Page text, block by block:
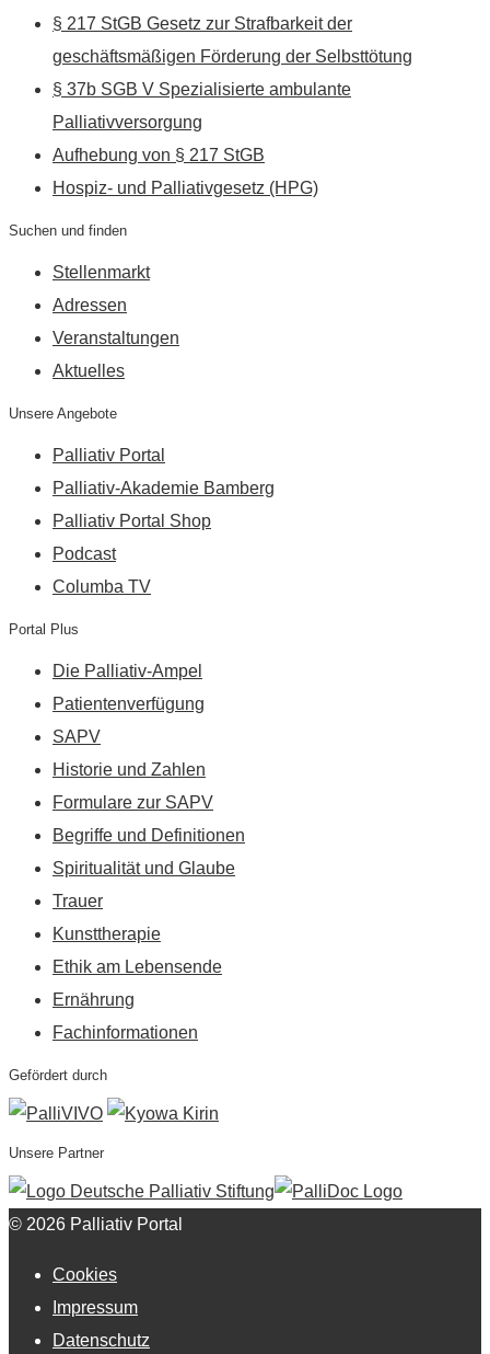
§ 217 StGB Gesetz zur Strafbarkeit der
geschäftsmäßigen Förderung der Selbsttötung
§ 37b SGB V Spezialisierte ambulante
Palliativversorgung
Aufhebung von § 217 StGB
Hospiz- und Palliativgesetz (HPG)
Suchen und finden
Stellenmarkt
Adressen
Veranstaltungen
Aktuelles
Unsere Angebote
Palliativ Portal
Palliativ-Akademie Bamberg
Palliativ Portal Shop
Podcast
Columba TV
Portal Plus
Die Palliativ-Ampel
Patientenverfügung
SAPV
Historie und Zahlen
Formulare zur SAPV
Begriffe und Definitionen
Spiritualität und Glaube
Trauer
Kunsttherapie
Ethik am Lebensende
Ernährung
Fachinformationen
Gefördert durch
Unsere Partner
© 2026 Palliativ Portal
Cookies
Impressum
Datenschutz